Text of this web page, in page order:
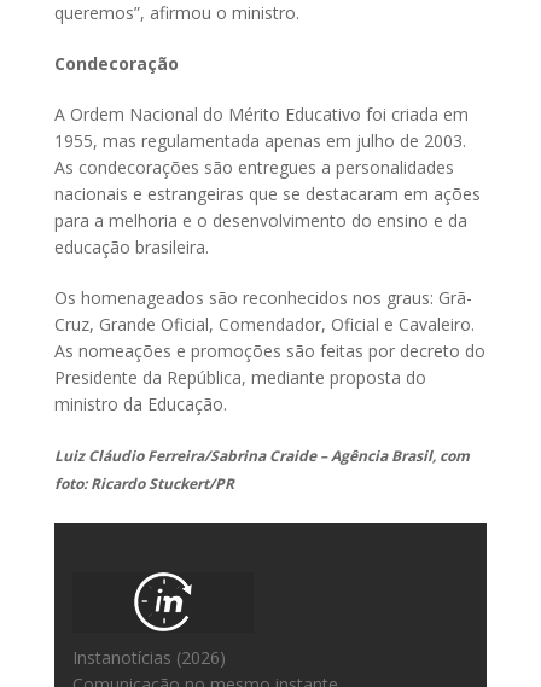
queremos”, afirmou o ministro.
Condecoração
A Ordem Nacional do Mérito Educativo foi criada em
1955, mas regulamentada apenas em julho de 2003.
As condecorações são entregues a personalidades
nacionais e estrangeiras que se destacaram em ações
para a melhoria e o desenvolvimento do ensino e da
educação brasileira.
Os homenageados são reconhecidos nos graus: Grã-
Cruz, Grande Oficial, Comendador, Oficial e Cavaleiro.
As nomeações e promoções são feitas por decreto do
Presidente da República, mediante proposta do
ministro da Educação.
Luiz Cláudio Ferreira/Sabrina Craide – Agência Brasil, com
foto: Ricardo Stuckert/PR
Instanotícias (2026)